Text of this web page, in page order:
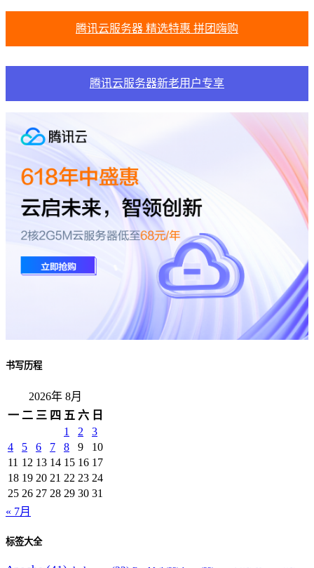
腾讯云服务器 精选特惠 拼团嗨购
腾讯云服务器新老用户专享
书写历程
2026年 8月
一 二 三 四 五 六 日
1
2
3
4
5 6 7 8 9
10
11 12 13 14 15 16 17
18 19 20 21 22 23 24
25 26 27 28 29 30 31
« 7月
标签大全